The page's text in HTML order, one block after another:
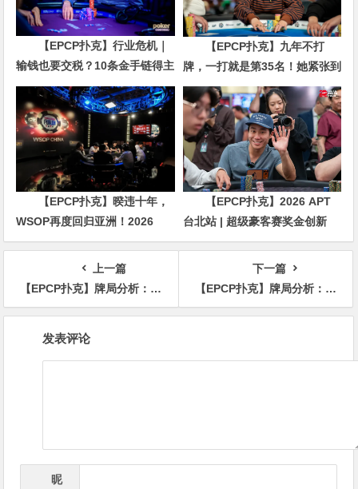
【EPCP扑克】行业危机｜
输钱也要交税？10条金手链得主
直言“扛不住”，主动砍掉四分之
三比赛
【EPCP扑克】九年不打
牌，一打就是第35名！她紧张到
脚悬空，但全世界以为她很淡定
【EPCP扑克】暌违十年，
WSOP再度回归亚洲！2026
APL济州站6月19-28日盛大登
【EPCP扑克】2026 APT
台北站 | 超级豪客赛奖金创新
高，美国选手Ethan
“Rampage” Yau领跑全场！
上一篇
【EPCP扑克】牌局分析：演技出众
下一篇
【EPCP扑克】牌局分析：尽管是cooler，但打得都有瑕疵
发表评论
昵